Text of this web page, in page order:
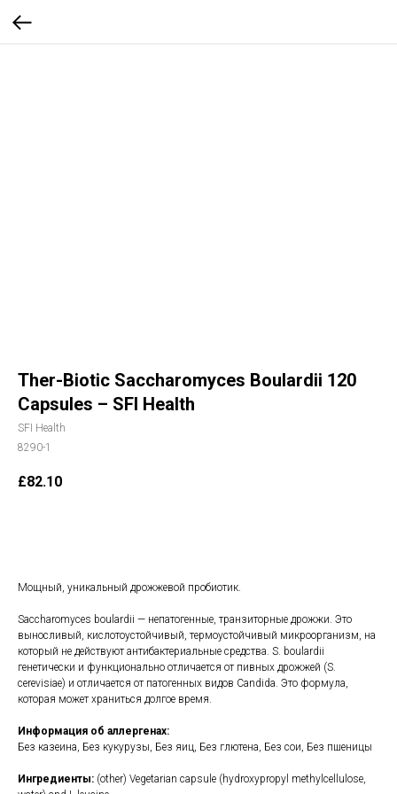
Ther-Biotic Saccharomyces Boulardii 120
Capsules – SFI Health
SFI Health
8290-1
£82.10
Мощный, уникальный дрожжевой пробиотик.
Saccharomyces boulardii — непатогенные, транзиторные дрожжи. Это
выносливый, кислотоустойчивый, термоустойчивый микроорганизм, на
который не действуют антибактериальные средства. S. boulardii
генетически и функционально отличается от пивных дрожжей (S.
cerevisiae) и отличается от патогенных видов Candida. Это формула,
которая может храниться долгое время.
Информация об аллергенах:
Без казеина, Без кукурузы, Без яиц, Без глютена, Без сои, Без пшеницы
Ингредиенты: (other) Vegetarian capsule (hydroxypropyl methylcellulose,